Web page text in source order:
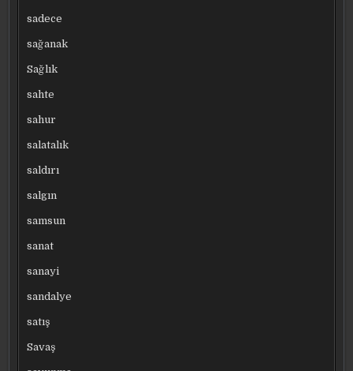
sadece
sağanak
Sağlık
sahte
sahur
salatalık
saldırı
salgın
samsun
sanat
sanayi
sandalye
satış
Savaş